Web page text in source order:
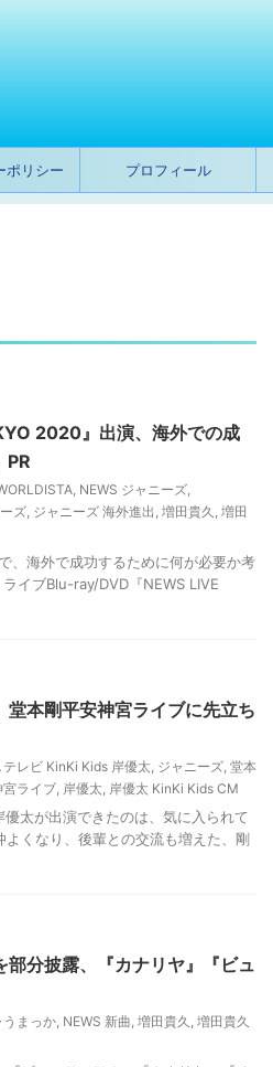
ポリシー プロフィール
2020』出演、海外での成
PR
, NEWS ジャニーズ,
ズ, ジャニーズ 海外進出 , 増田貴久 , 増田
、海外で成功するために何が必要か考
イブBlu-ray/DVD『NEWS LIVE
本剛平安神宮ライブに先立ち
レビ KinKi Kids 岸優太, ジャニーズ, 堂本
ライブ, 岸優太, 岸優太 KinKi Kids CM
太が出演できたのは、気に入られて
くなり、後輩との交流も増えた、剛
分披露、『カナリヤ』『ビュ
うまっか, NEWS 新曲, 増田貴久 , 増田貴久